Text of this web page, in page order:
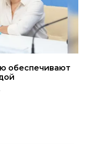
обеспечивают